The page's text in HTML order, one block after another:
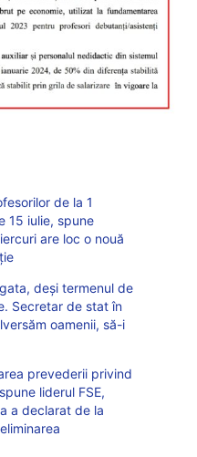
de la 1
15 iulie, spune
are loc o nouă
deși termenul de
Secretar de stat în
oamenii, să-i
prevederii privind
liderul FSE,
a declarat de la